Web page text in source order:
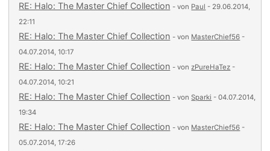
RE: Halo: The Master Chief Collection - von Paul - 29.06.2014,
22:11
RE: Halo: The Master Chief Collection - von MasterChief56 -
04.07.2014, 10:17
RE: Halo: The Master Chief Collection - vonzPureHaTez -
04.07.2014, 10:21
RE: Halo: The Master Chief Collection - vonSparki - 04.07.2014,
19:34
RE: Halo: The Master Chief Collection - von MasterChief56 -
05.07.2014, 17:26